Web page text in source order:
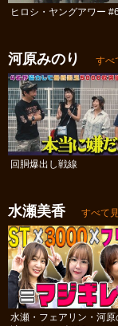
ヒロシ・ヤングアワー
河原みのり すべ
回胴爆出し戦線
水瀬美香 すべて
水瀬・フェアリン・河原